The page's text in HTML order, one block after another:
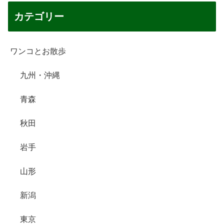
カテゴリー
ワンコとお散歩
九州・沖縄
青森
秋田
岩手
山形
新潟
東京